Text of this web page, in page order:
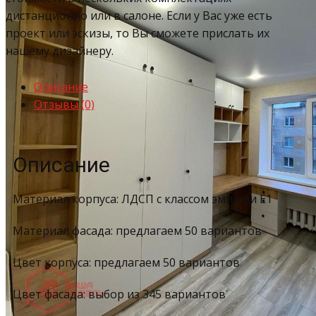
дистанционно или в салоне. Если у Вас уже есть
проект или эскизы, то Вы сможете прислать их
нашему дизайнеру.
Описание
Отзывы (0)
Описание
Материал корпуса: ЛДСП с классом эмиссии Е1
Материал фасада: предлагаем 50 вариантов
Цвет корпуса: предлагаем 50 вариантов
Цвет фасада: выбор из 345 вариантов